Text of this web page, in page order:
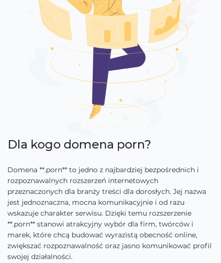
Dla kogo domena porn?
Domena **.porn** to jedno z najbardziej bezpośrednich i
rozpoznawalnych rozszerzeń internetowych
przeznaczonych dla branży treści dla dorosłych. Jej nazwa
jest jednoznaczna, mocna komunikacyjnie i od razu
wskazuje charakter serwisu. Dzięki temu rozszerzenie
**.porn** stanowi atrakcyjny wybór dla firm, twórców i
marek, które chcą budować wyrazistą obecność online,
zwiększać rozpoznawalność oraz jasno komunikować profil
swojej działalności.